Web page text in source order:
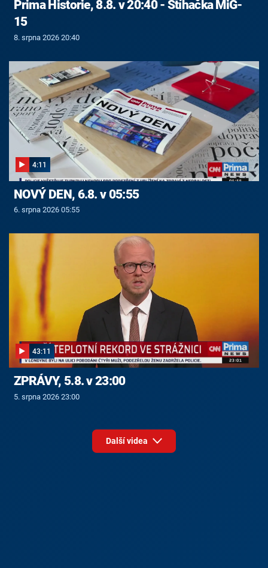
Prima Historie, 8.8. v 20:40 - Stíhačka MiG-
15
8. srpna 2026 20:40
4:11
NOVÝ DEN, 6.8. v 05:55
6. srpna 2026 05:55
43:11
ZPRÁVY, 5.8. v 23:00
5. srpna 2026 23:00
Další videa